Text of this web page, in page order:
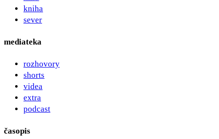
kniha
sever
mediateka
rozhovory
shorts
videa
extra
podcast
časopis